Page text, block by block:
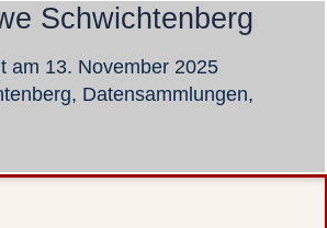
Schwichtenberg
am 13. November 2025
, Datensammlungen,